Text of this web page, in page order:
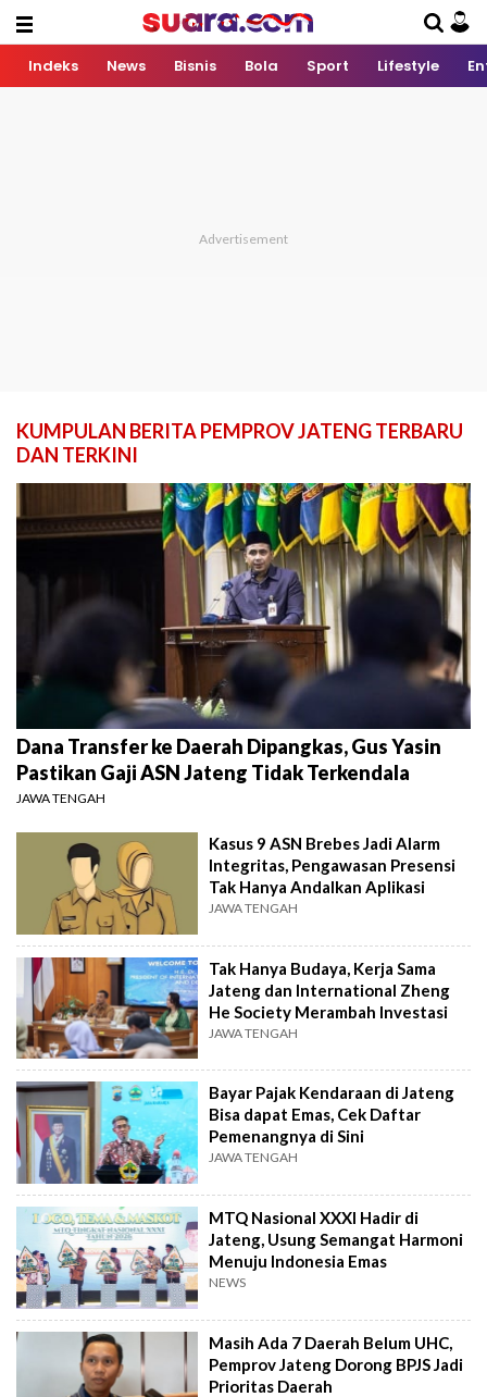
Indeks News Bisnis Bola Sport Lifestyle
KUMPULAN BERITA PEMPROV JATENG TERBARU
DAN TERKINI
Dana Transfer ke Daerah Dipangkas, Gus Yasin
Pastikan Gaji ASN Jateng Tidak Terkendala
JAWA TENGAH
Kasus 9 ASN Brebes Jadi Alarm
Integritas, Pengawasan Presensi
Tak Hanya Andalkan Aplikasi
JAWA TENGAH
Tak Hanya Budaya, Kerja Sama
Jateng dan International Zheng
He Society Merambah Investasi
JAWA TENGAH
Bayar Pajak Kendaraan di Jateng
Bisa dapat Emas, Cek Daftar
Pemenangnya di Sini
JAWA TENGAH
MTQ Nasional XXXI Hadir di
Jateng, Usung Semangat Harmoni
Menuju Indonesia Emas
NEWS
Masih Ada 7 Daerah Belum UHC,
Pemprov Jateng Dorong BPJS Jadi
Prioritas Daerah